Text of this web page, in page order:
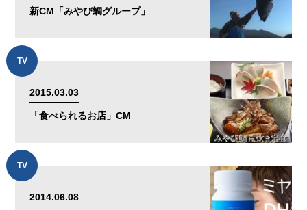
新CM「みやび鯛グループ」
TV
2015.03.03
「食べられるお店」CM
TV
2014.06.08